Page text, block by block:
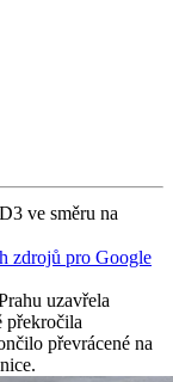
ve směru na
zdrojů pro Google
uzavřela
překročila
převrácené na